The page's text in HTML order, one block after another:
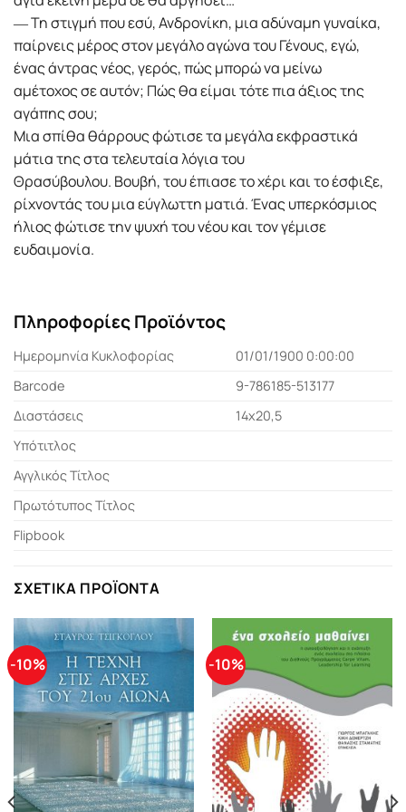
― Τη στιγµή που εσύ, Ανδρονίκη, µια αδύναµη γυναίκα,
παίρνεις µέρος στον µεγάλο αγώνα του Γένους, εγώ,
ένας άντρας νέος, γερός, πώς µπορώ να µείνω
αµέτοχος σε αυτόν; Πώς θα είµαι τότε πια άξιος της
αγάπης σου;
Μια σπίθα θάρρους φώτισε τα µεγάλα εκφραστικά
µάτια της στα τελευταία λόγια του
Θρασύβουλου. Βουβή, του έπιασε το χέρι και το έσφιξε,
ρίχνοντάς του µια εύγλωττη µατιά. Ένας υπερκόσµιος
ήλιος φώτισε την ψυχή του νέου και τον γέµισε
ευδαιµονία.
Πληροφορίες Προϊόντος
Ημερομηνία Κυκλοφορίας
01/01/1900 0:00:00
Barcode
9-786185-513177
Διαστάσεις
14x20,5
Υπότιτλος
Αγγλικός Τίτλος
Πρωτότυπος Τίτλος
Flipbook
ΣΧΕΤΙΚΆ ΠΡΟΪΌΝΤΑ
-10% -10%